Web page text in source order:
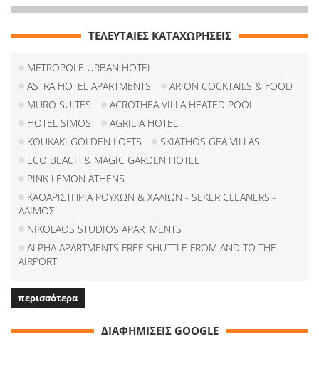
ΤΕΛΕΥΤΑΙΕΣ ΚΑΤΑΧΩΡΗΣΕΙΣ
METROPOLE URBAN HOTEL
ASTRA HOTEL APARTMENTS
ARION COCKTAILS & FOOD
MURO SUITES
ACROTHEA VILLA HEATED POOL
HOTEL SIMOS
AGRILIA HOTEL
KOUKAKI GOLDEN LOFTS
SKIATHOS GEA VILLAS
ECO BEACH & MAGIC GARDEN HOTEL
PINK LEMON ATHENS
ΚΑΘΑΡΙΣΤΗΡΙΑ ΡΟΥΧΩΝ & ΧΑΛΙΩΝ - SEKER CLEANERS -
ΑΛΙΜΟΣ
NIKOLAOS STUDIOS APARTMENTS
ALPHA APARTMENTS FREE SHUTTLE FROM AND TO THE
AIRPORT
περισσότερα
ΔΙΑΦΗΜΙΣΕΙΣ GOOGLE